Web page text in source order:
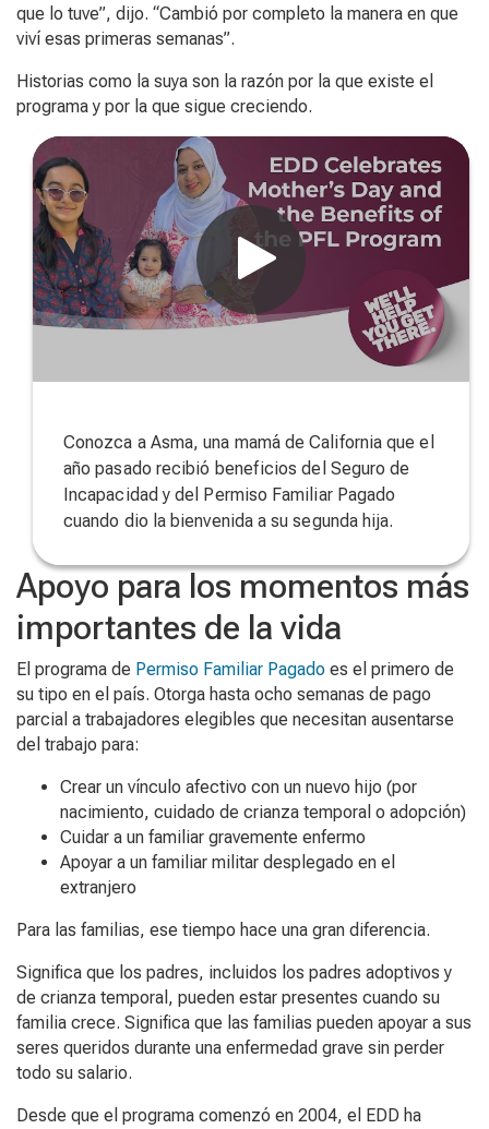
que lo tuve”, dijo. “Cambió por completo la manera en que
viví esas primeras semanas”.
Historias como la suya son la razón por la que existe el
programa y por la que sigue creciendo.
Conozca a Asma, una mamá de California que el
año pasado recibió beneficios del Seguro de
Incapacidad y del Permiso Familiar Pagado
cuando dio la bienvenida a su segunda hija.
Apoyo para los momentos más
importantes de la vida
El programa de Permiso Familiar Pagado es el primero de
su tipo en el país. Otorga hasta ocho semanas de pago
parcial a trabajadores elegibles que necesitan ausentarse
del trabajo para:
Crear un vínculo afectivo con un nuevo hijo (por
nacimiento, cuidado de crianza temporal o adopción)
Cuidar a un familiar gravemente enfermo
Apoyar a un familiar militar desplegado en el
extranjero
Para las familias, ese tiempo hace una gran diferencia.
Significa que los padres, incluidos los padres adoptivos y
de crianza temporal, pueden estar presentes cuando su
familia crece. Significa que las familias pueden apoyar a sus
seres queridos durante una enfermedad grave sin perder
todo su salario.
Desde que el programa comenzó en 2004, el EDD ha